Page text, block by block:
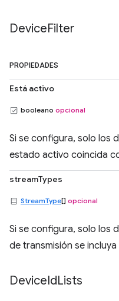
DeviceFilter
PROPIEDADES
Está activo
booleano opcional
Si se configura, solo los
estado activo coincida
streamTypes
StreamType[] opcional
Si se configura, solo los
de transmisión se
DeviceIdLists